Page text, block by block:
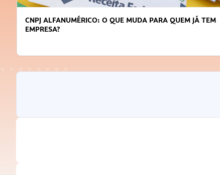
JÁ TEM DICAS PARA OBTER CRÉDITO